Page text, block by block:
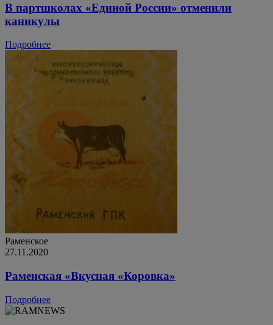
В партшколах «Единой России» отменили
каникулы
Подробнее
Раменское
27.11.2020
Раменская «Вкусная «Коровка»
Подробнее